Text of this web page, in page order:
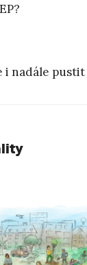
i nadále pustit